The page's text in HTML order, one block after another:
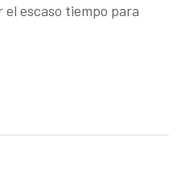
el escaso tiempo para